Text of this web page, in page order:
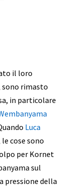
il loro
rimasto
in particolare
Luca
cose sono
per Kornet
sul
pressione della